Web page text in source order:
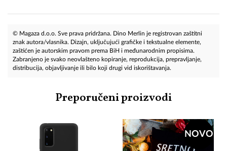
© Magaza d.o.o. Sve prava pridržana. Dino Merlin je registrovan zaštitni
znak autora/vlasnika. Dizajn, uključujući grafičke i tekstualne elemente,
zaštićen je autorskim pravom prema BiH i međunarodnim propisima.
Zabranjeno je svako neovlašteno kopiranje, reprodukcija, prepravljanje,
distribucija, objavljivanje ili bilo koji drugi vid iskorištavanja.
Preporučeni proizvodi
NOVO